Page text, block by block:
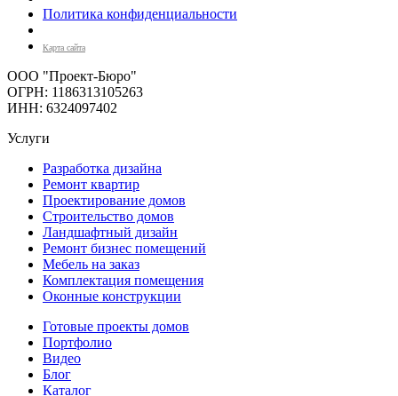
Политика конфиденциальности
Карта сайта
ООО "Проект-Бюро"
ОГРН: 1186313105263
ИНН: 6324097402
Услуги
Разработка дизайна
Ремонт квартир
Проектирование домов
Строительство домов
Ландшафтный дизайн
Ремонт бизнес помещений
Мебель на заказ
Комплектация помещения
Оконные конструкции
Готовые проекты домов
Портфолио
Видео
Блог
Каталог